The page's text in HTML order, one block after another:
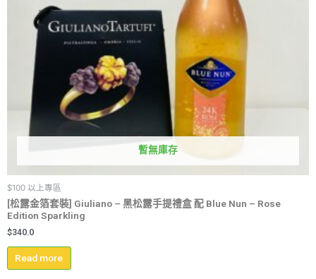
暫無庫存
$100 以上專區
[松露金箔套裝] Giuliano – 黑松露手提禮盒 配 Blue Nun – Rose
Edition Sparkling
$340.0
Read more